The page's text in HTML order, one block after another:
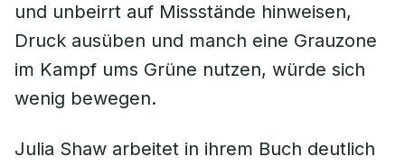
und unbeirrt auf Missstände hinweisen,
Druck ausüben und manch eine Grauzone
im Kampf ums Grüne nutzen, würde sich
wenig bewegen.
Julia Shaw arbeitet in ihrem Buch deutlich